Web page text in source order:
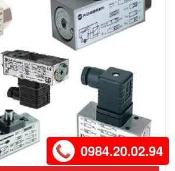
0984.20.02.94